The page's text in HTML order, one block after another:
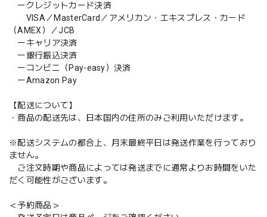
ークレジットカード決済
VISA／MasterCard／アメリカン・エキスプレス・カード
（AMEX）／JCB
ーキャリア決済
ー銀行振込決済
ーコンビニ（Pay-easy）決済
ーAmazon Pay
【配送について】
・商品の配送先は、日本国内の住所のみご利用いただけます。
※配送システムの都合上、月末最終平日は発送作業を行っており
ません。
ご注文時期や商品によっては発送までに通常よりお時間をいた
だく可能性がございます。
＜予約商品＞